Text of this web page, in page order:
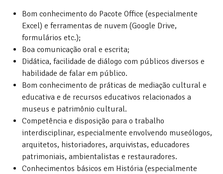
Bom conhecimento do Pacote Office (especialmente
Excel) e ferramentas de nuvem (Google Drive,
formulários etc.);
Boa comunicação oral e escrita;
Didática, facilidade de diálogo com públicos diversos e
habilidade de falar em público.
Bom conhecimento de práticas de mediação cultural e
educativa e de recursos educativos relacionados a
museus e patrimônio cultural.
Competência e disposição para o trabalho
interdisciplinar, especialmente envolvendo museólogos,
arquitetos, historiadores, arquivistas, educadores
patrimoniais, ambientalistas e restauradores.
Conhecimentos básicos em História (especialmente